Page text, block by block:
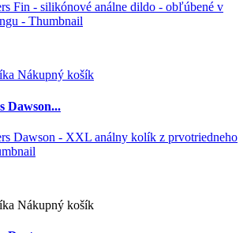
Nákupný košík
Dawson...
Nákupný košík